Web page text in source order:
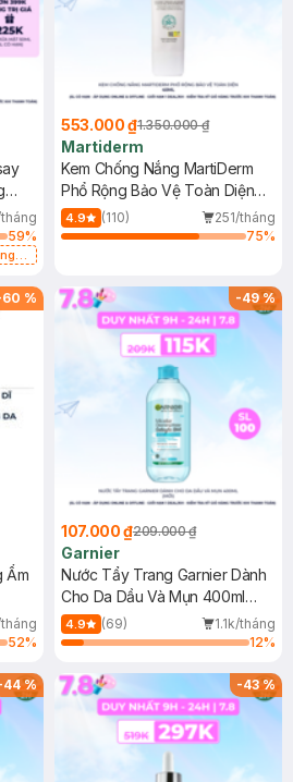
59%
553.000 ₫1.350.000 ₫
Martiderm
Kem Chống Nắng MartiDerm
Phổ Rộng Bảo Vệ Toàn Diện
40ml
4.9 (110)
251/tháng
75%
60 %
Ẩm
52%
-49%
107.000 ₫209.000 ₫
Garnier
Nước Tẩy Trang Garnier Dành
Cho Da Dầu Và Mụn 400ml
(Mới)
4.9 (69)
1.1k/tháng
12%
44% -43%